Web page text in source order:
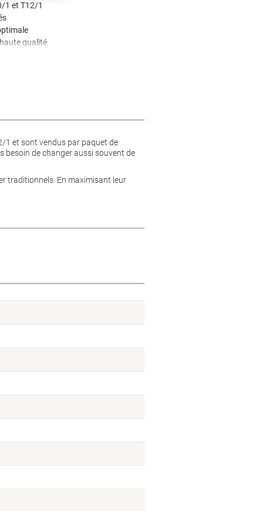
1 et T12/1
qualité
1 et sont vendus par paquet de
besoin de changer aussi souvent de
traditionnels. En maximisant leur